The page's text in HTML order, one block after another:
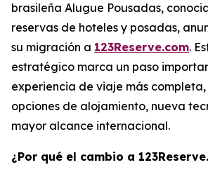
brasileña Alugue Pousadas,
reservas de hoteles y posadas,
su migración a 123Reserve.com.
estratégico marca un paso
experiencia de viaje más completa,
opciones de alojamiento, nueva
mayor alcance internacional.
¿Por qué el cambio a